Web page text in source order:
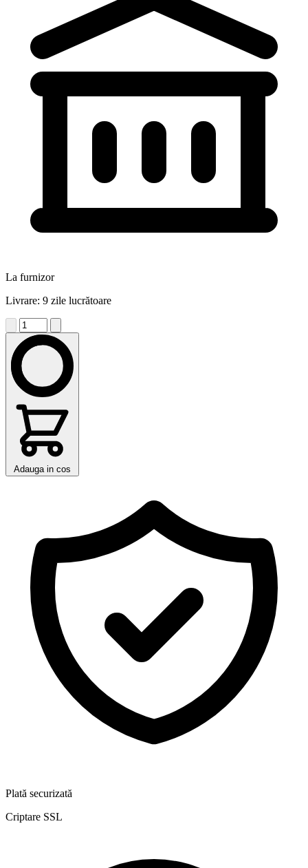
La furnizor
Livrare: 9 zile lucrătoare
Adauga in cos
Plată securizată
Criptare SSL